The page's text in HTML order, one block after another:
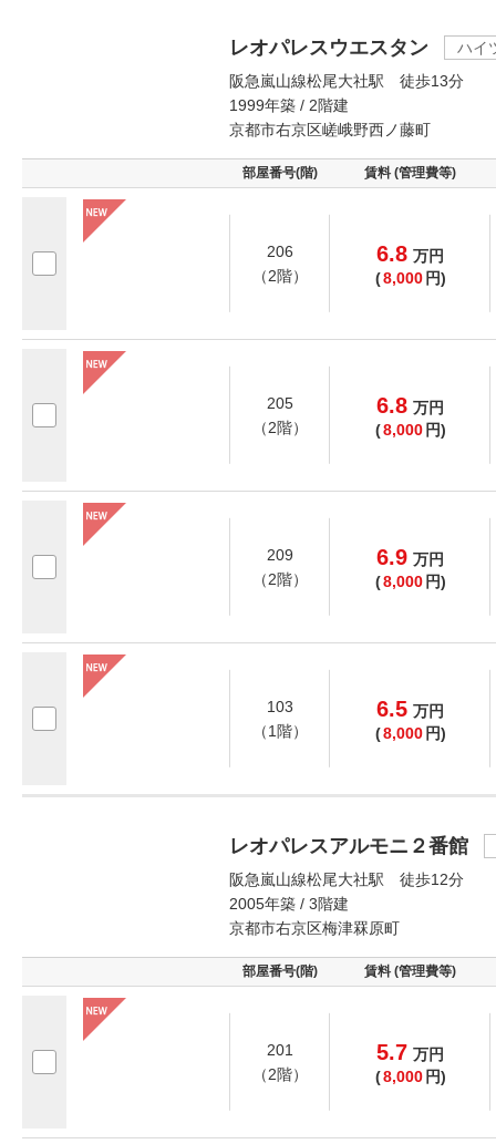
レオパレスウエスタン
ハイ
阪急嵐山線松尾大社駅 徒歩13分
1999年築 / 2階建
京都市右京区嵯峨野西ノ藤町
部屋番号(階) 賃料 (管理費等)
206
（2階）
6.8 万円
(8,000 円)
205
（2階）
6.8 万円
(8,000 円)
209
（2階）
6.9 万円
(8,000 円)
103
（1階）
6.5 万円
(8,000 円)
レオパレスアルモニ２番館
阪急嵐山線松尾大社駅 徒歩12分
2005年築 / 3階建
京都市右京区梅津罧原町
部屋番号(階) 賃料 (管理費等)
201
（2階）
5.7 万円
(8,000 円)